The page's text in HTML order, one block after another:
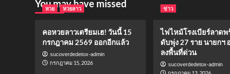
You may have missed
หวย หวยลาว
คอหวยลาวเตรียมเฮ! วันนี้ 15
กรกฎาคม 2569 ออกอีกแล้ว
sucoverdedetox-admin
กรกฎาคม 15, 2026
ข่าว
ไฟไหม้โรงเบียร์ลาดพ
ดับพุ่ง 27 ราย นายกฯ
ลงพื้นที่ด่วน
sucoverdedetox-admin